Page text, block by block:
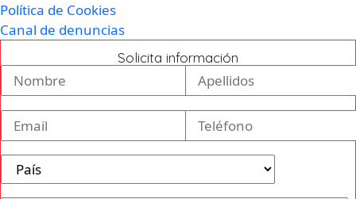
Política de Cookies
Canal de denuncias
Solicita información